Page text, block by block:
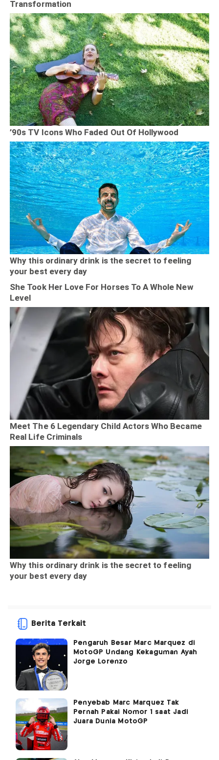
Berita Terkait
Pengaruh Besar Marc Marquez di
MotoGP Undang Kekaguman Ayah
Jorge Lorenzo
Penyebab Marc Marquez Tak
Pernah Pakai Nomor 1 saat Jadi
Juara Dunia MotoGP